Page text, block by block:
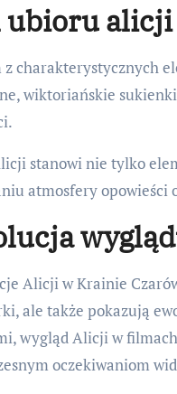
ubioru
z charakterystycznych
wiktoriańskie
stanowi nie tylko
atmosfery opowieści
Alicji w Krainie
ale także pokazują
wygląd Alicji w
oczekiwaniom